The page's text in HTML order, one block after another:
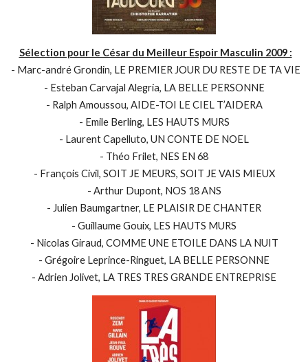
Sélection pour le César du Meilleur Espoir Masculin 2009 :
- Marc-andré Grondin, LE PREMIER JOUR DU RESTE DE TA VIE
- Esteban Carvajal Alegria, LA BELLE PERSONNE
- Ralph Amoussou, AIDE-TOI LE CIEL T’AIDERA
- Emile Berling, LES HAUTS MURS
- Laurent Capelluto, UN CONTE DE NOEL
- Théo Frilet, NES EN 68
- François Civil, SOIT JE MEURS, SOIT JE VAIS MIEUX
- Arthur Dupont, NOS 18 ANS
- Julien Baumgartner, LE PLAISIR DE CHANTER
- Guillaume Gouix, LES HAUTS MURS
- Nicolas Giraud, COMME UNE ETOILE DANS LA NUIT
- Grégoire Leprince-Ringuet, LA BELLE PERSONNE
- Adrien Jolivet, LA TRES TRES GRANDE ENTREPRISE